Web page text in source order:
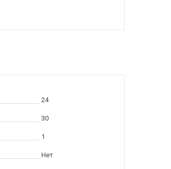
24
30
1
Нет